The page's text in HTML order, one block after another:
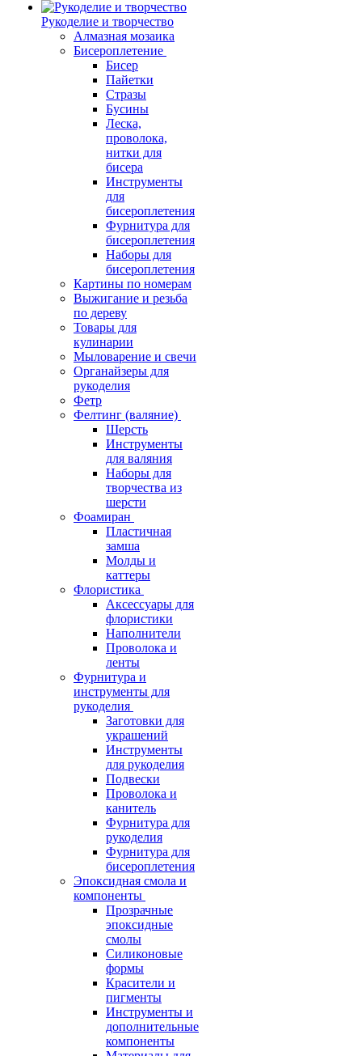
Рукоделие и творчество
Алмазная мозаика
Бисероплетение
Бисер
Пайетки
Стразы
Бусины
Леска,
проволока,
нитки для
бисера
Инструменты
для
бисероплетения
Фурнитура для
бисероплетения
Наборы для
бисероплетения
Картины по номерам
Выжигание и резьба
по дереву
Товары для
кулинарии
Мыловарение и свечи
Органайзеры для
рукоделия
Фетр
Фелтинг (валяние)
Шерсть
Инструменты
для валяния
Наборы для
творчества из
шерсти
Фоамиран
Пластичная
замша
Молды и
каттеры
Флористика
Аксессуары для
флористики
Наполнители
Проволока и
ленты
Фурнитура и
инструменты для
рукоделия
Заготовки для
украшений
Инструменты
для рукоделия
Подвески
Проволока и
канитель
Фурнитура для
рукоделия
Фурнитура для
бисероплетения
Эпоксидная смола и
компоненты
Прозрачные
эпоксидные
смолы
Силиконовые
формы
Красители и
пигменты
Инструменты и
дополнительные
компоненты